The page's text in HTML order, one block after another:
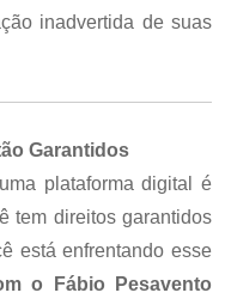
inadvertida de suas
Garantidos
plataforma digital é
tem direitos garantidos
está enfrentando esse
o Fábio Pesavento